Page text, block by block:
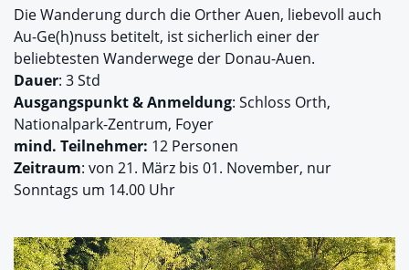
Die Wanderung durch die Orther Auen, liebevoll auch
Au-Ge(h)nuss betitelt, ist sicherlich einer der
beliebtesten Wanderwege der Donau-Auen.
Dauer: 3 Std
Ausgangspunkt& Anmeldung: Schloss Orth,
Nationalpark-Zentrum, Foyer
mind. Teilnehmer: 12 Personen
Zeitraum: von 21. März bis 01. November, nur
Sonntags um 14.00 Uhr